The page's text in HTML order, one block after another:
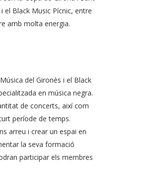
el Black Music Pícnic, entre
amb molta energia.
del Gironès i el Black
en música negra.
de concerts, així com
període de temps.
arreu i crear un espai en
la seva formació
participar els membres